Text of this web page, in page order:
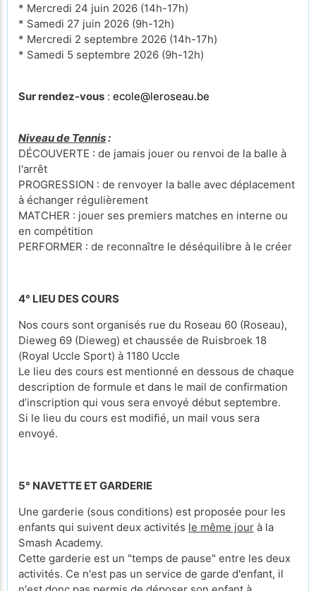
* Mercredi 24 juin 2026 (14h-17h)
* Samedi 27 juin 2026 (9h-12h)
* Mercredi 2 septembre 2026 (14h-17h)
* Samedi 5 septembre 2026 (9h-12h)
Sur rendez-vous : ecole@leroseau.be
Niveau de Tennis:
DÉCOUVERTE : de jamais jouer ou renvoi de la balle à
l'arrêt
PROGRESSION : de renvoyer la balle avec déplacement
à échanger régulièrement
MATCHER : jouer ses premiers matches en interne ou
en compétition
PERFORMER : de reconnaître le déséquilibre à le créer
4° LIEU DES COURS
Nos cours sont organisés rue du Roseau 60 (Roseau),
Dieweg 69 (Dieweg) et chaussée de Ruisbroek 18
(Royal Uccle Sport) à 1180 Uccle
Le lieu des cours est mentionné en dessous de chaque
description de formule et dans le mail de confirmation
d’inscription qui vous sera envoyé début septembre.
Si le lieu du cours est modifié, un mail vous sera
envoyé.
5° NAVETTE ET GARDERIE
Une garderie (sous conditions) est proposée pour les
enfants qui suivent deux activités le même jour à la
Smash Academy.
Cette garderie est un "temps de pause" entre les deux
activités. Ce n'est pas un service de garde d'enfant, il